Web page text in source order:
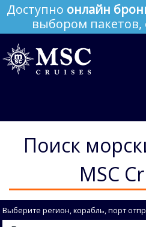
Доступно онлайн
выбором пакетов,
Поиск
MSC
Выберите регион, корабль, порт